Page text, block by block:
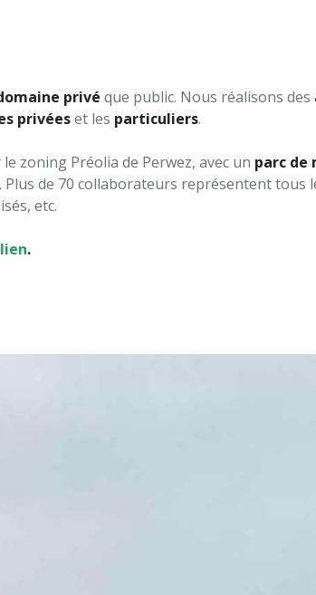
privé que public. Nous réalisons des
privéeset les particuliers.
zoning Préolia de Perwez, avec un parc de
de 70 collaborateurs représentent tous
etc.
lien.